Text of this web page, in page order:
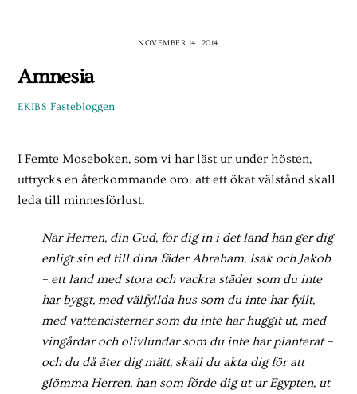
NOVEMBER 14, 2014
Amnesia
EKIBS Fastebloggen
I Femte Moseboken, som vi har läst ur under hösten,
uttrycks en återkommande oro: att ett ökat välstånd skall
leda till minnesförlust.
När Herren, din Gud, för dig in i det land han ger dig
enligt sin ed till dina fäder Abraham, Isak och Jakob
– ett land med stora och vackra städer som du inte
har byggt, med välfyllda hus som du inte har fyllt,
med vattencisterner som du inte har huggit ut, med
vingårdar och olivlundar som du inte har planterat –
och du då äter dig mätt, skall du akta dig för att
glömma Herren, han som förde dig ut ur Egypten, ut